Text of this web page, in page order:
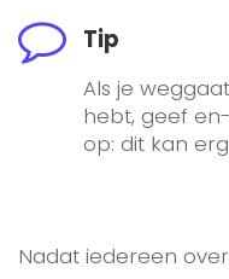
Tip
Als je
hebt, geef
op: dit kan
Nadat iedereen